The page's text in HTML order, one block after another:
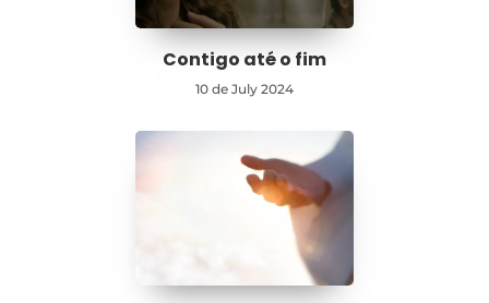
Contigo até o fim
10 de July 2024